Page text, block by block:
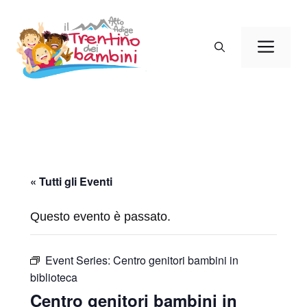
contenuto
« Tutti gli Eventi
Questo evento è passato.
Event Series: Centro genitori bambini in
biblioteca
Centro genitori bambini in